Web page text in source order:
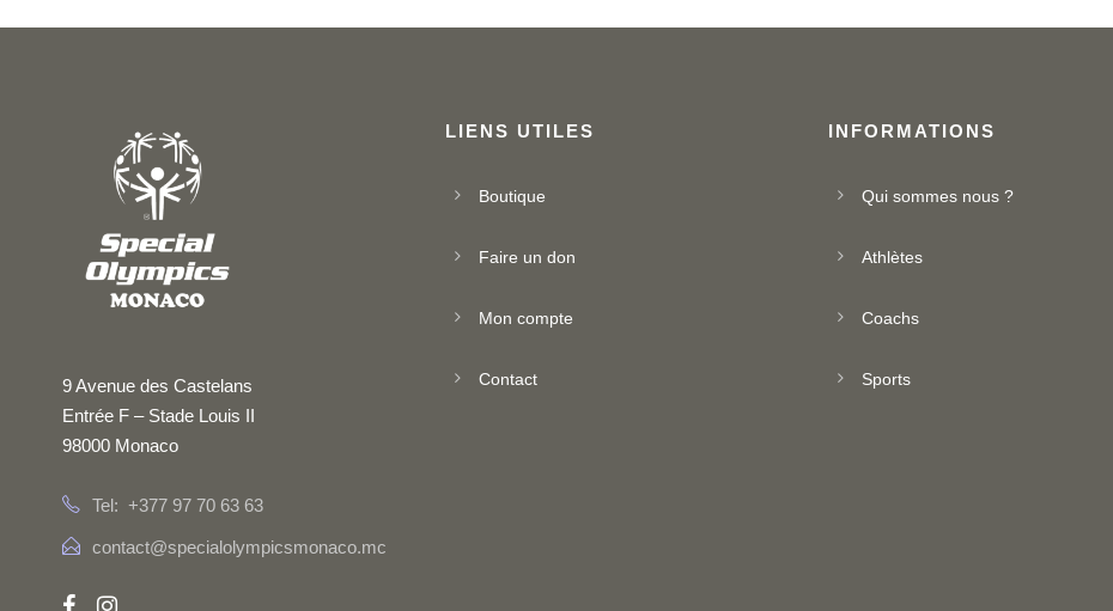
9 Avenue des Castelans
Entrée F – Stade Louis II
98000 Monaco
Tel: +377 97 70 63 63
contact@specialolympicsmonaco.mc
LIENS UTILES
Boutique
Faire un don
Mon compte
Contact
INFORMATIONS
Qui sommes nous ?
Athlètes
Coachs
Sports